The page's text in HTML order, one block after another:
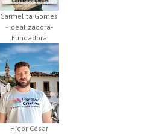
Carmelita Gomes
- Idealizadora-
Fundadora
Higor César